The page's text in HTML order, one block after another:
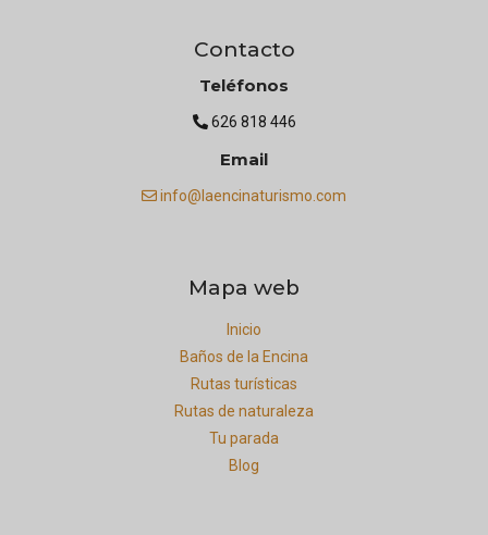
Contacto
Teléfonos
626 818 446
Email
info@laencinaturismo.com
Mapa web
Inicio
Baños de la Encina
Rutas turísticas
Rutas de naturaleza
Tu parada
Blog